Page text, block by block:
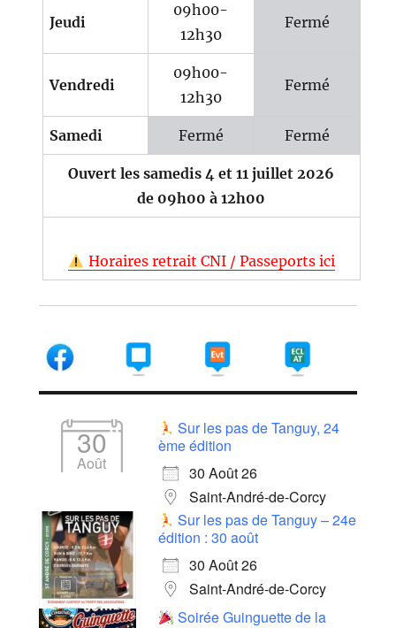
Jeudi
09h00-
12h30
Fermé
Vendredi
09h00-
12h30
Fermé
Samedi Fermé Fermé
Ouvert les samedis 4 et 11 juillet 2026
de 09h00 à 12h00
Horaires retrait CNI / Passeports ici
30
Août
Sur les pas de Tanguy, 24
ème édition
30 Août 26
Saint-André-de-Corcy
Sur les pas de Tanguy – 24e
édition : 30 août
30 Août 26
Saint-André-de-Corcy
Soirée Guinguette de la